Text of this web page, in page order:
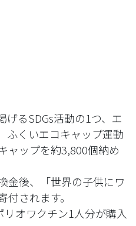
るSDGs活動の1つ、エ
ふくいエコキャップ運動
ャップを約3,800個納め
金後、「世界の子供にワ
されます。
オワクチン1人分が購入